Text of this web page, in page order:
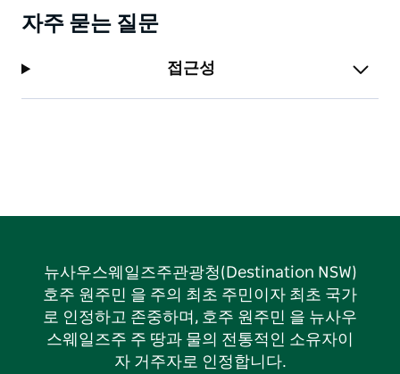
자주 묻는 질문
접근성
뉴사우스웨일즈주관광청(Destination NSW)
호주 원주민 을 주의 최초 주민이자 최초 국가
로 인정하고 존중하며, 호주 원주민 을 뉴사우
스웨일즈주 주 땅과 물의 전통적인 소유자이
자 거주자로 인정합니다.